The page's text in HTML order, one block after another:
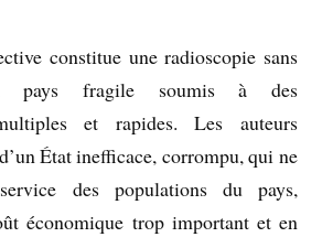
constitue une radioscopie sans
pays fragile soumis à des
et rapides. Les auteurs
État inefficace, corrompu, qui ne
des populations du pays,
économique trop important et en